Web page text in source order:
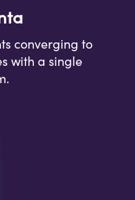
converging to
with a single